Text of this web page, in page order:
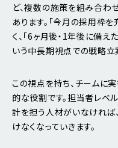
ど、複数の施策を組み合
あります。「今月の採用枠
く、「6ヶ月後・1年後に備
いう中長期視点での戦略立
この視点を持ち、チームに
的な役割です。担当者レベ
計を担う人材がいなけれ
けなくなっていきます。